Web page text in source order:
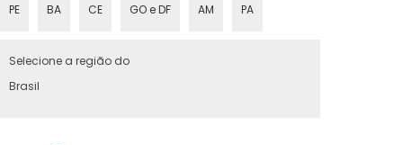
PE BA CE GO e DF AM PA
Selecione a região do
Brasil